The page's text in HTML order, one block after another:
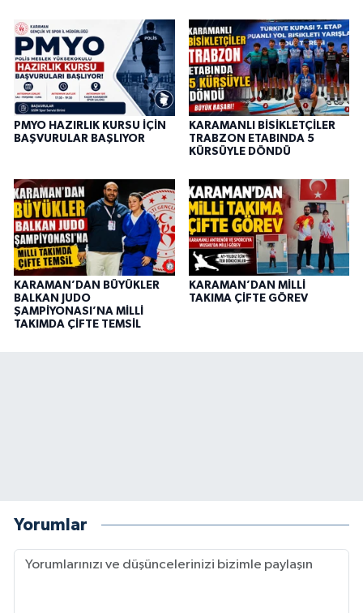
PMYO HAZIRLIK KURSU İÇİN
BAŞVURULAR BAŞLIYOR
KARAMANLI BİSİKLETÇİLER
TRABZON ETABINDA 5
KÜRSÜYLE DÖNDÜ
KARAMAN’DAN BÜYÜKLER
BALKAN JUDO
ŞAMPİYONASI’NA MİLLİ
TAKIMDA ÇİFTE TEMSİL
KARAMAN’DAN MİLLİ
TAKIMA ÇİFTE GÖREV
Yorumlar